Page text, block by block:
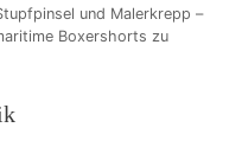
und Malerkrepp –
Boxershorts zu